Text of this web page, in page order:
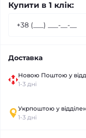
Купити в 1 клік:
Доставка
Новою Поштою у
1-3 дні
Укрпоштою у
1-3 дні